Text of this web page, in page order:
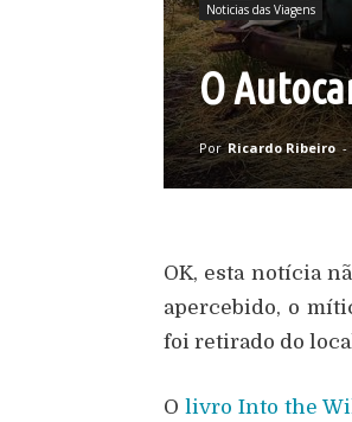
Noticias das Viagens
O
Por Ricardo Ribeiro -
OK, esta notícia
apercebido, o
foi retirado do
O livro Into the